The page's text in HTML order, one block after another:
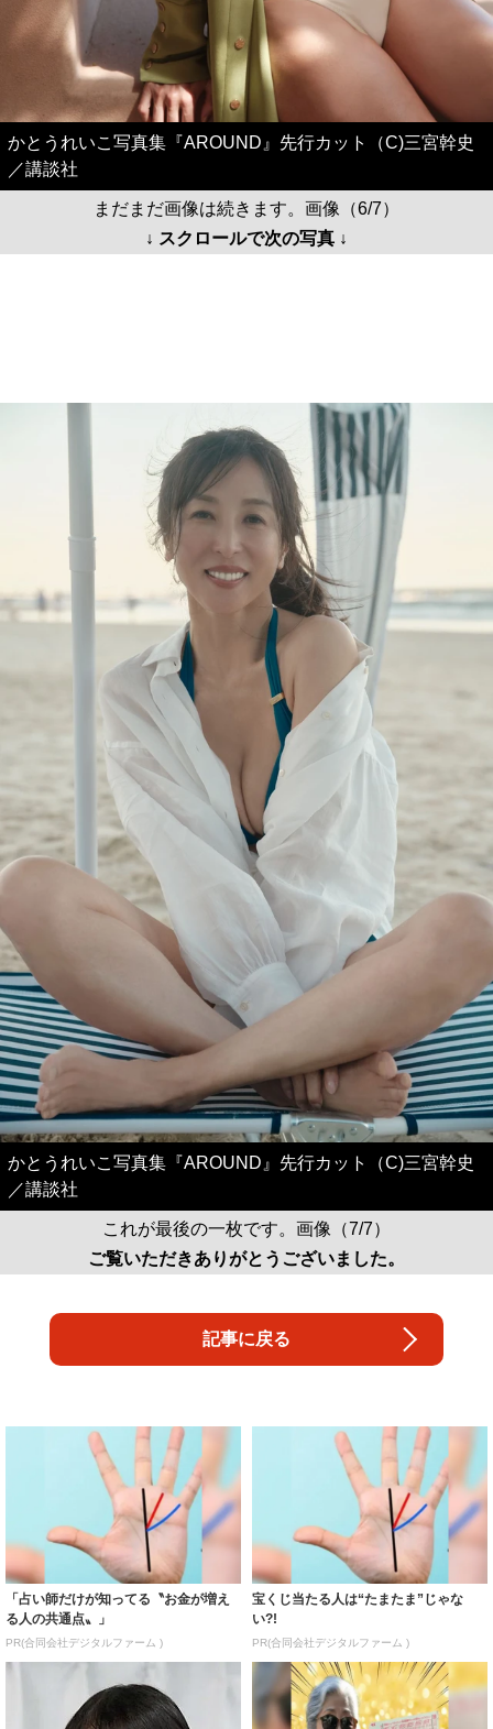
かとうれいこ写真集『AROUND』先行カット（C)三宮幹史
／講談社
まだまだ画像は続きます。画像（6/7）
↓ スクロールで次の写真 ↓
かとうれいこ写真集『AROUND』先行カット（C)三宮幹史
／講談社
これが最後の一枚です。画像（7/7）
ご覧いただきありがとうございました。
記事に戻る
「占い師だけが知ってる〝お金が増え
る人の共通点〟」
PR(合同会社デジタルファーム )
宝くじ当たる人は“たまたま”じゃな
い?!
PR(合同会社デジタルファーム )